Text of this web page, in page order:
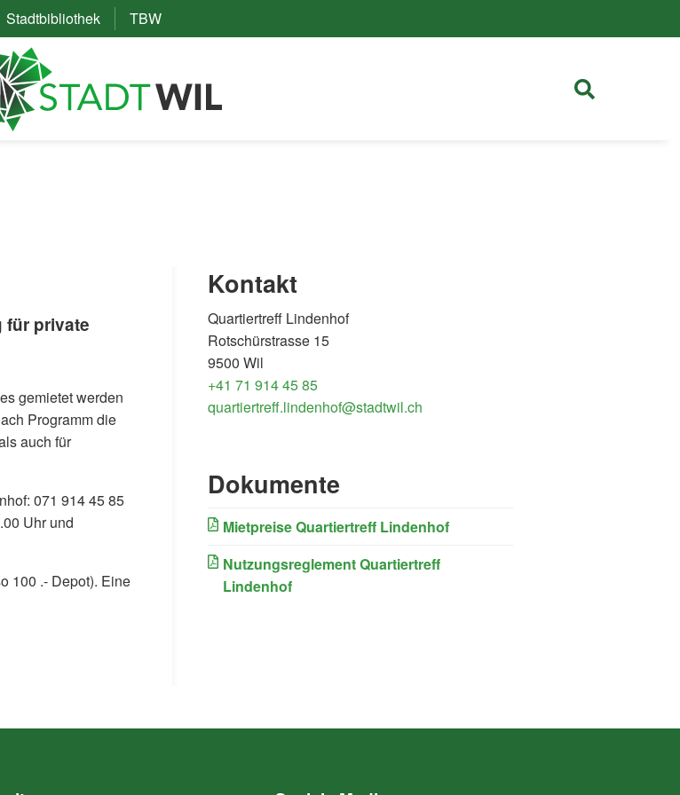
Stadtbibliothek(External Link)
TBW(External Link)
für private
gemietet werden
Programm die
auch für
071 914 45 85
Uhr und
100 .- Depot). Eine
Kontakt
Quartiertreff Lindenhof
Rotschürstrasse 15
9500 Wil
+41 71 914 45 85
quartiertreff.lindenhof@stadtwil.ch
Dokumente
Mietpreise Quartiertreff Lindenhof
Nutzungsreglement Quartiertreff
Lindenhof